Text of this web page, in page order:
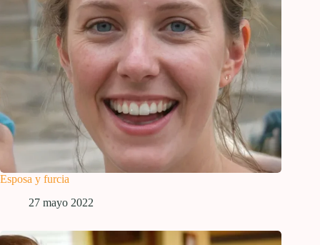
Esposa y furcia
27 mayo 2022